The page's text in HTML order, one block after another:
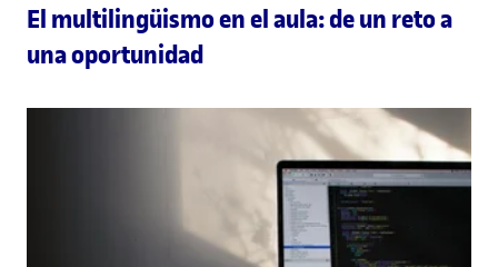
El multilingüismo en el aula: de un reto a
una oportunidad